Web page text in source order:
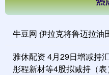
牛豆网 伊拉克将鲁迈拉油
雅休配资 4月29日增减持
彤程新材等4股拟减持（表